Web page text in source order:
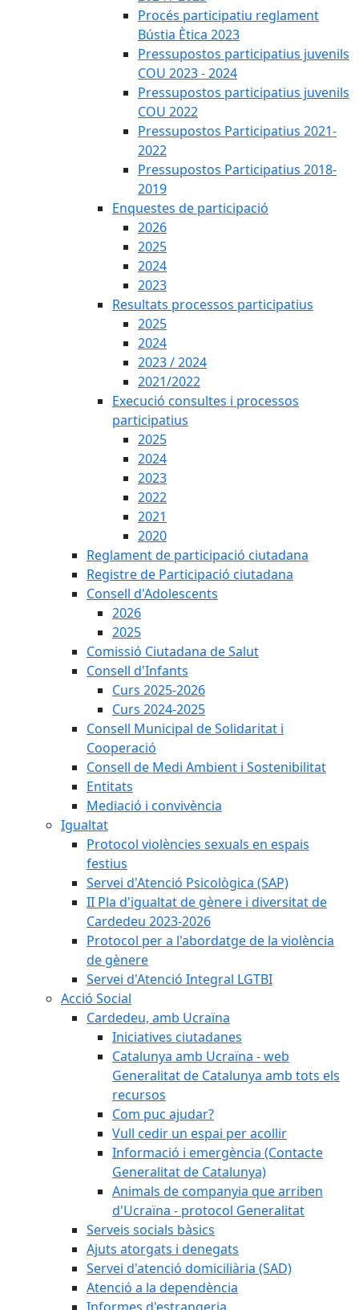
Procés participatiu reglament
Bústia Ètica 2023
Pressupostos participatius juvenils
COU 2023 - 2024
Pressupostos participatius juvenils
COU 2022
Pressupostos Participatius 2021-
2022
Pressupostos Participatius 2018-
2019
Enquestes de participació
2026
2025
2024
2023
Resultats processos participatius
2025
2024
2023 / 2024
2021/2022
Execució consultes i processos
participatius
2025
2024
2023
2022
2021
2020
Reglament de participació ciutadana
Registre de Participació ciutadana
Consell d'Adolescents
2026
2025
Comissió Ciutadana de Salut
Consell d'Infants
Curs 2025-2026
Curs 2024-2025
Consell Municipal de Solidaritat i
Cooperació
Consell de Medi Ambient i Sostenibilitat
Entitats
Mediació i convivència
Igualtat
Protocol violències sexuals en espais
festius
Servei d'Atenció Psicològica (SAP)
II Pla d'igualtat de gènere i diversitat de
Cardedeu 2023-2026
Protocol per a l'abordatge de la violència
de gènere
Servei d'Atenció Integral LGTBI
Acció Social
Cardedeu, amb Ucraïna
Iniciatives ciutadanes
Catalunya amb Ucraïna - web
Generalitat de Catalunya amb tots els
recursos
Com puc ajudar?
Vull cedir un espai per acollir
Informació i emergència (Contacte
Generalitat de Catalunya)
Animals de companyia que arriben
d'Ucraïna - protocol Generalitat
Serveis socials bàsics
Ajuts atorgats i denegats
Servei d'atenció domiciliària (SAD)
Atenció a la dependència